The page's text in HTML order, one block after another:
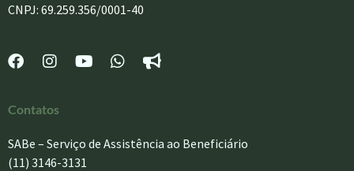
CNPJ: 69.259.356/0001-40
Contatos
SABe – Serviço de Assistência ao Beneficiário
(11) 3146-3131